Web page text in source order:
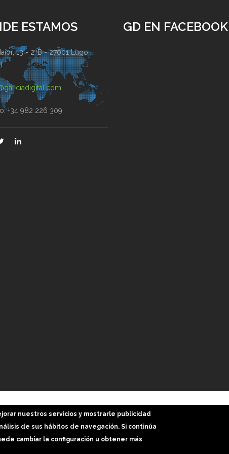
ESTAMOS
13 - 2ºB - 27001 Lugo
+34 982 226 309
GD EN FACEBOOK
Inicio Web Trabajos
nuestros servicios y mostrarle publicidad
de sus hábitos de navegación. Si continúa
cambiar la configuración u obtener más